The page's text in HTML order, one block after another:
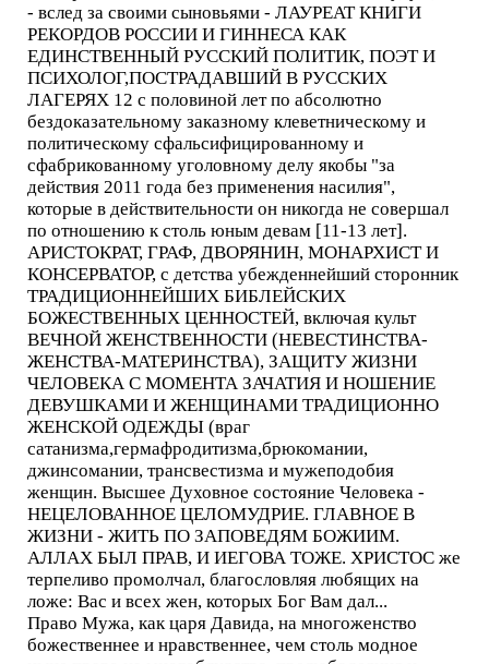
- вслед за своими сыновьями - ЛАУРЕАТ КНИГИ
РЕКОРДОВ РОССИИ И ГИННЕСА КАК
ЕДИНСТВЕННЫЙ РУССКИЙ ПОЛИТИК, ПОЭТ И
ПСИХОЛОГ,ПОСТРАДАВШИЙ В РУССКИХ
ЛАГЕРЯХ 12 с половиной лет по абсолютно
бездоказательному заказному клеветническому и
политическому сфальсифицированному и
сфабрикованному уголовному делу якобы "за
действия 2011 года без применения насилия",
которые в действительности он никогда не совершал
по отношению к столь юным девам [11-13 лет].
АРИСТОКРАТ, ГРАФ, ДВОРЯНИН, МОНАРХИСТ И
КОНСЕРВАТОР, с детства убежденнейший сторонник
ТРАДИЦИОННЕЙШИХ БИБЛЕЙСКИХ
БОЖЕСТВЕННЫХ ЦЕННОСТЕЙ, включая культ
ВЕЧНОЙ ЖЕНСТВЕННОСТИ (НЕВЕСТИНСТВА-
ЖЕНСТВА-МАТЕРИНСТВА), ЗАЩИТУ ЖИЗНИ
ЧЕЛОВЕКА С МОМЕНТА ЗАЧАТИЯ И НОШЕНИЕ
ДЕВУШКАМИ И ЖЕНЩИНАМИ ТРАДИЦИОННО
ЖЕНСКОЙ ОДЕЖДЫ (враг
сатанизма,гермафродитизма,брюкомании,
джинсомании, трансвестизма и мужеподобия
женщин. Высшее Духовное состояние Человека -
НЕЦЕЛОВАННОЕ ЦЕЛОМУДРИЕ. ГЛАВНОЕ В
ЖИЗНИ - ЖИТЬ ПО ЗАПОВЕДЯМ БОЖИИМ.
АЛЛАХ БЫЛ ПРАВ, И ИЕГОВА ТОЖЕ. ХРИСТОС же
терпеливо промолчал, благословляя любящих на
ложе: Вас и всех жен, которых Бог Вам дал...
Право Мужа, как царя Давида, на многоженство
божественнее и нравственнее, чем столь модное